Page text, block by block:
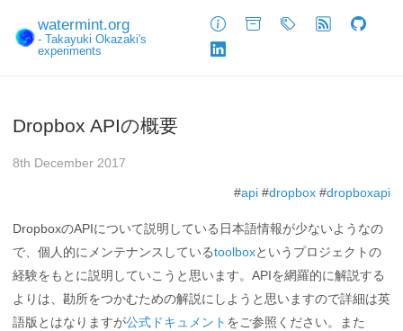
watermint.org
- Takayuki Okazaki's
experiments
AboutArchiveTags Feed
GitHub
LinkedIn
Dropbox APIの概要
8th December 2017
#api #dropbox #dropboxapi
DropboxのAPIについて説明している日本語情報が少ないようなの
で、個人的にメンテナンスしているtoolboxというプロジェクトの
経験をもとに説明していこうと思います。APIを網羅的に解説する
よりは、勘所をつかむための解説にしようと思いますので詳細は英
語版とはなりますが公式ドキュメント をご参照ください。また